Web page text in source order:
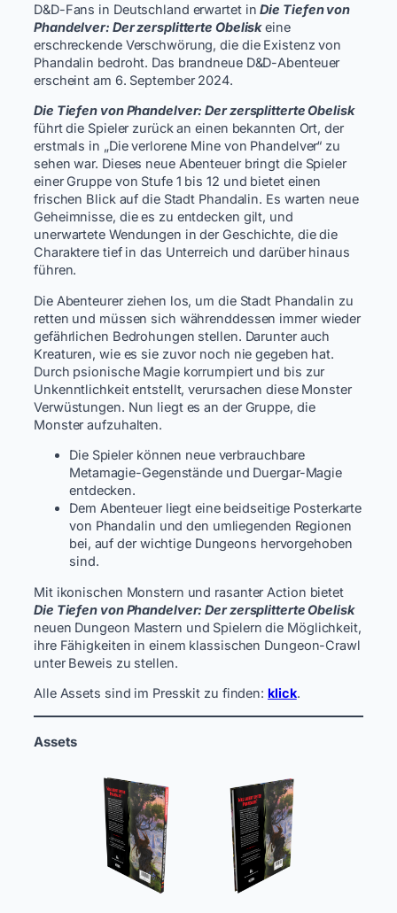
D&D-Fans in Deutschland erwartet inDie Tiefen von
Phandelver: Der zersplitterte Obeliskeine
erschreckende Verschwörung, die die Existenz von
Phandalin bedroht. Das brandneue D&D-Abenteuer
erscheint am 6. September 2024.
Die Tiefen von Phandelver: Der zersplitterte Obelisk
führt die Spieler zurück an einen bekannten Ort, der
erstmals in „Die verlorene Mine von Phandelver“ zu
sehen war. Dieses neue Abenteuer bringt die Spieler
einer Gruppe von Stufe 1 bis 12 und bietet einen
frischen Blick auf die Stadt Phandalin. Es warten neue
Geheimnisse, die es zu entdecken gilt, und
unerwartete Wendungen in der Geschichte, die die
Charaktere tief in das Unterreich und darüber hinaus
führen.
Die Abenteurer ziehen los, um die Stadt Phandalin zu
retten und müssen sich währenddessen immer wieder
gefährlichen Bedrohungen stellen. Darunter auch
Kreaturen, wie es sie zuvor noch nie gegeben hat.
Durch psionische Magie korrumpiert und bis zur
Unkenntlichkeit entstellt, verursachen diese Monster
Verwüstungen. Nun liegt es an der Gruppe, die
Monster aufzuhalten.
Die Spieler können neue verbrauchbare
Metamagie-Gegenstände und Duergar-Magie
entdecken.
Dem Abenteuer liegt eine beidseitige Posterkarte
von Phandalin und den umliegenden Regionen
bei, auf der wichtige Dungeons hervorgehoben
sind.
Mit ikonischen Monstern und rasanter Action bietet
Die Tiefen von Phandelver: Der zersplitterte Obelisk
neuen Dungeon Mastern und Spielern die Möglichkeit,
ihre Fähigkeiten in einem klassischen Dungeon-Crawl
unter Beweis zu stellen.
Alle Assets sind im Presskit zu finden: klick.
Assets